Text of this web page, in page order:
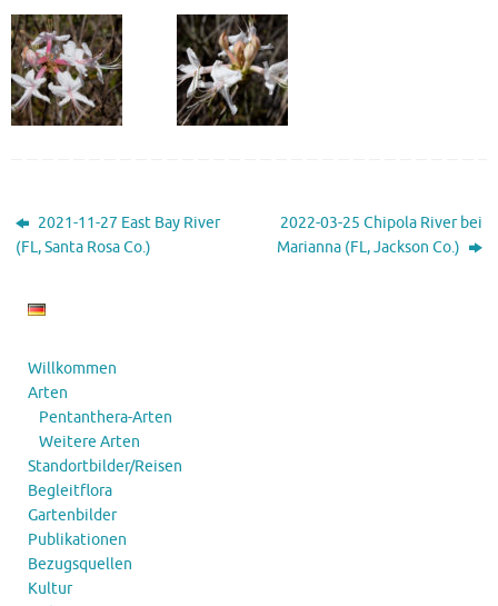
2021-11-27 East Bay River
(FL, Santa Rosa Co.)
2022-03-25 Chipola River bei
Marianna (FL, Jackson Co.)
Willkommen
Arten
Pentanthera-Arten
Weitere Arten
Standortbilder/Reisen
Begleitflora
Gartenbilder
Publikationen
Bezugsquellen
Kultur